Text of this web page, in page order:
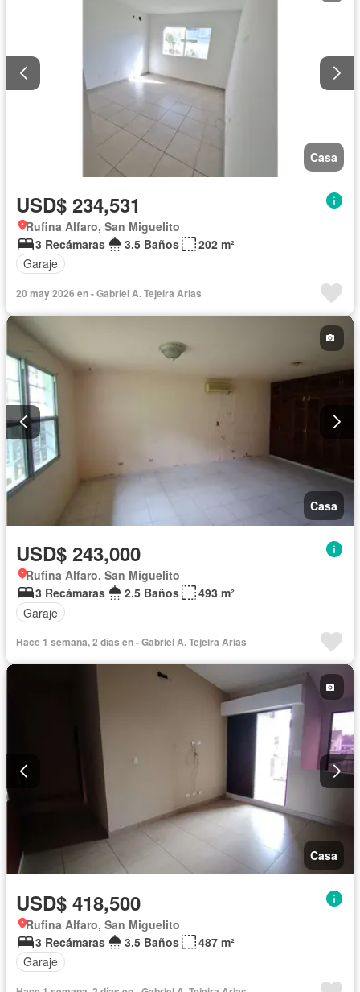
Casa
USD$ 234,531
Rufina Alfaro, San Miguelito
3 Recámaras
3.5 Baños
202 m²
Garaje
20 may 2026 en - Gabriel A. Tejeira Arias
Casa
USD$ 243,000
Rufina Alfaro, San Miguelito
3 Recámaras
2.5 Baños
493 m²
Garaje
Hace 1 semana, 2 días en - Gabriel A. Tejeira Arias
Casa
USD$ 418,500
Rufina Alfaro, San Miguelito
3 Recámaras
3.5 Baños
487 m²
Garaje